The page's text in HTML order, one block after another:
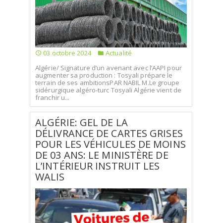
03 octobre 2024
Actualité
Algérie/ Signature d’un avenant avec l’AAPI pour
augmenter sa production : Tosyali prépare le
terrain de ses ambitionsPAR NABIL M.Le groupe
sidérurgique algéro-turc Tosyali Algérie vient de
franchir u...
ALGÉRIE: GEL DE LA
DÉLIVRANCE DE CARTES GRISES
POUR LES VÉHICULES DE MOINS
DE 03 ANS: LE MINISTÈRE DE
L’INTÉRIEUR INSTRUIT LES
WALIS